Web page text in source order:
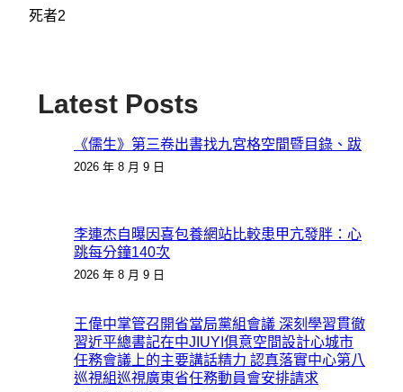
死者2
Latest Posts
《儒生》第三卷出書找九宮格空間暨目錄、跋
2026 年 8 月 9 日
李連杰自曝因喜包養網站比較患甲亢發胖：心
跳每分鐘140次
2026 年 8 月 9 日
王偉中掌管召開省當局黨組會議 深刻學習貫徹
習近平總書記在中JIUYI俱意空間設計心城市
任務會議上的主要講話精力 認真落實中心第八
巡視組巡視廣東省任務動員會安排請求